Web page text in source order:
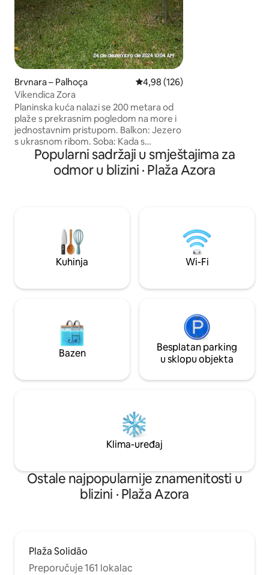
Brvnara – Palhoça Prosječna ocjena: 4,98/5,
4,98 (126)
Vikendica Zora
Planinska kuća nalazi se 200 metara od
plaže s prekrasnim pogledom na more i
jednostavnim pristupom. Balkon: Jezero
s ukrasnom ribom. Soba: Kada s
hidromasažom i kromoterapijom, TV
smart 43" 4K, kauč na razvlačenje s tri
Seoska kućica s klima-uređajem.
Popularni sadržaji u smještajima za
odmor u blizini · Plaža Azora
Kuhinja Wi-Fi
Bazen
Besplatan parking
u sklopu objekta
Klima-uređaj
Ostale najpopularnije znamenitosti u
blizini · Plaža Azora
Plaža Solidão
Preporučuje 161 lokalac